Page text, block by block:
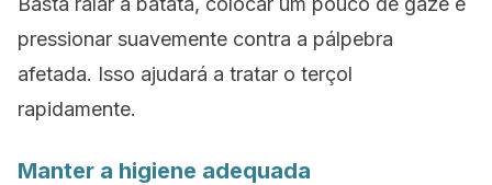
pressionar suavemente contra a pálpebra
afetada. Isso ajudará a tratar o terçol
rapidamente.
Manter a higiene adequada